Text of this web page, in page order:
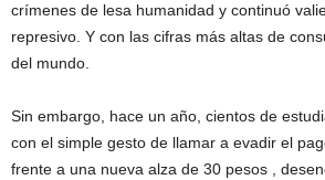
crímenes de lesa humanidad y continuó
represivo. Y con las cifras más altas de
del mundo.
Sin embargo, hace un año, cientos de
con el simple gesto de llamar a evadir el
frente a una nueva alza de 30 pesos ,